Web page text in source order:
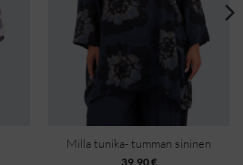
Milla tunika- tumman sininen
39,90€